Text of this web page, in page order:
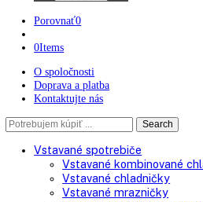
Gastrozóna
Porovnať 0
0Items
O spoločnosti
Kontaktujte nás
Search